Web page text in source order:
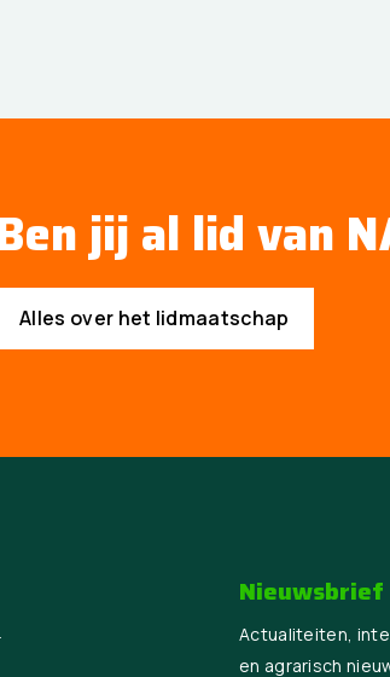
jij al lid van
Alles over het lidmaatschap
Nieuwsbrief
Actualiteiten,
en agrarisch